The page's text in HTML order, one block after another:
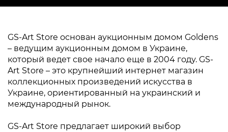
GS-Art Store основан аукционным домом Goldens
– ведущим аукционным домом в Украине,
который ведет свое начало еще в 2004 году. GS-
Art Store – это крупнейший интернет магазин
коллекционных произведений искусства в
Украине, ориентированный на украинский и
международный рынок.
GS-Art Store предлагает широкий выбор